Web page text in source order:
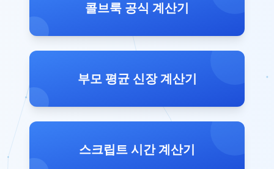
콜브룩 공식 계산기
부모 평균 신장 계산기
스크립트 시간 계산기